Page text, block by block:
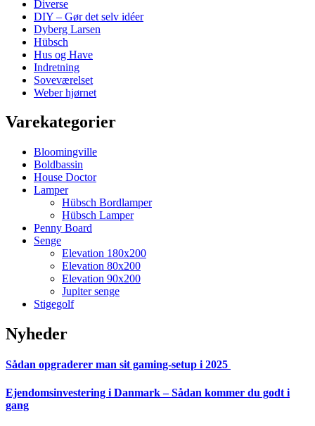
Diverse
DIY – Gør det selv idéer
Dyberg Larsen
Hübsch
Hus og Have
Indretning
Soveværelset
Weber hjørnet
Varekategorier
Bloomingville
Boldbassin
House Doctor
Lamper
Hübsch Bordlamper
Hübsch Lamper
Penny Board
Senge
Elevation 180x200
Elevation 80x200
Elevation 90x200
Jupiter senge
Stigegolf
Nyheder
Sådan opgraderer man sit gaming-setup i 2025
Ejendomsinvestering i Danmark – Sådan kommer du godt i
gang